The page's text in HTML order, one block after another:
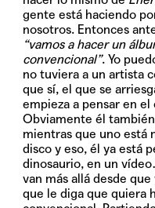
gente está haciendo
nosotros. Entonces
“vamos a hacer un
convencional”. Yo
no tuviera a un artista
que sí, el que se
empieza a pensar en
Obviamente él
mientras que uno está
disco y eso, él ya está
dinosaurio, en un
van más allá desde
que le diga que quiera